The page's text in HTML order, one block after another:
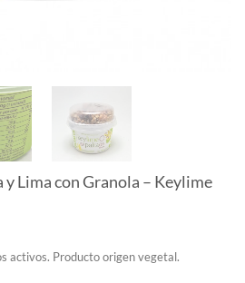
y Lima con Granola – Keylime
activos. Producto origen vegetal.